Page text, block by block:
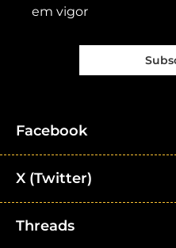
em vigor
Facebook
X (Twitter)
Threads